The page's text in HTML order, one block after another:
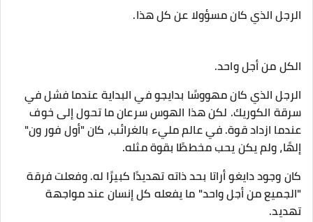
الرجل الذي كان مسؤولا عن كل هذا.
الكل من أجل واحد.
الرجل الذي كان مهووسًا بدايجو في البداية عندما فشل في
سرقة الكوريك. لكن هذا الهوس سرعان ما تحول إلى خوف
عندما ازداد قوة. في عالم مليء بالغرائب، كان "أول فور ون"
إلهًا، ولم يكن يحب مخططًا بقوة مثله.
كان وجود دايغو أراتا بحد ذاته تهديدًا كبيرًا له. وفعلت فرقة
"الجميع من أجل واحد" ما يفعله كل إنسان عند مواجهة
تهديد.